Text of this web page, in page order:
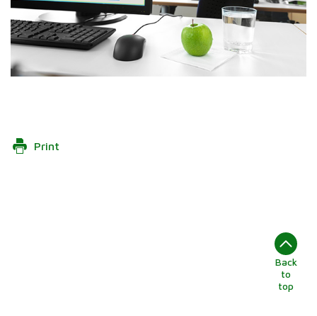
Print
Back
to
top